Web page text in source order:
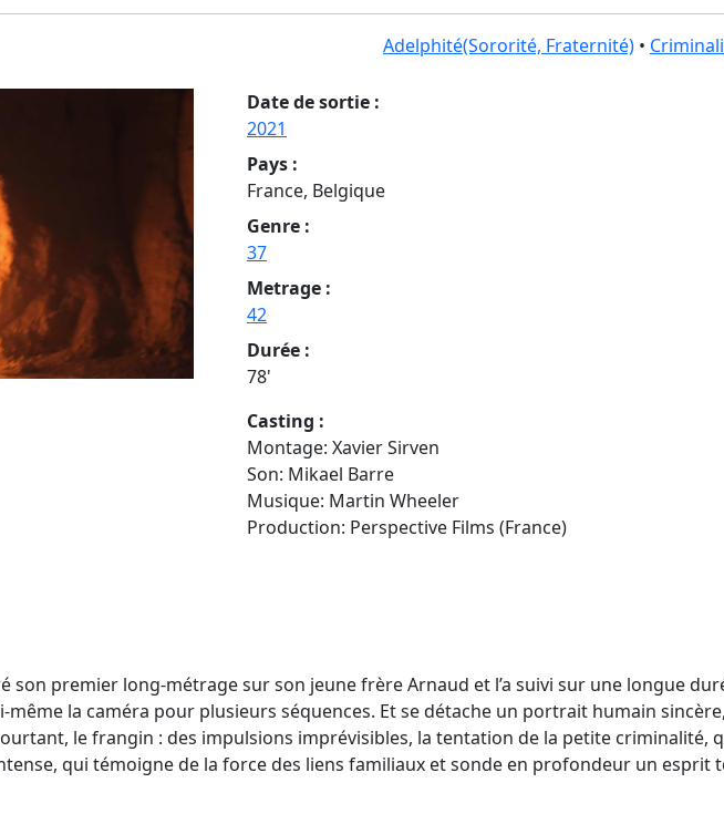
Adelphité(Sororité, Fraternité) •
Date de sortie :
2021
Pays :
France, Belgique
Genre :
37
Metrage :
42
Durée :
78'
Casting :
Montage: Xavier Sirven
Son: Mikael Barre
Musique: Martin Wheeler
Production: Perspective Films (France)
son premier long-métrage sur son jeune frère Arnaud et l’a suivi sur une longue
même la caméra pour plusieurs séquences. Et se détache un portrait humain
le frangin : des impulsions imprévisibles, la tentation de la petite criminalité,
qui témoigne de la force des liens familiaux et sonde en profondeur un esprit